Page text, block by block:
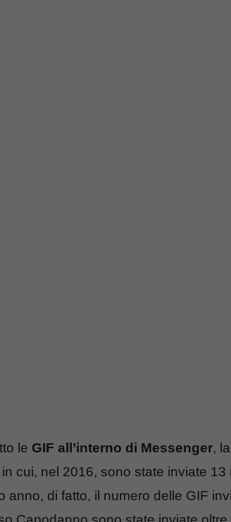
le GIF all’interno di Messenger, la
cui, nel 2016, sono state inviate 13
anno, di fatto, il numero delle GIF